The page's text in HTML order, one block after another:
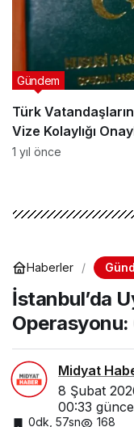
Türk
Vize Kolaylığı
Gündem
1 yıl önce
Haberler
İstanbul’da
Operasyonu:
Midyat
8 Şubat
00:33
0dk, 57sn 168